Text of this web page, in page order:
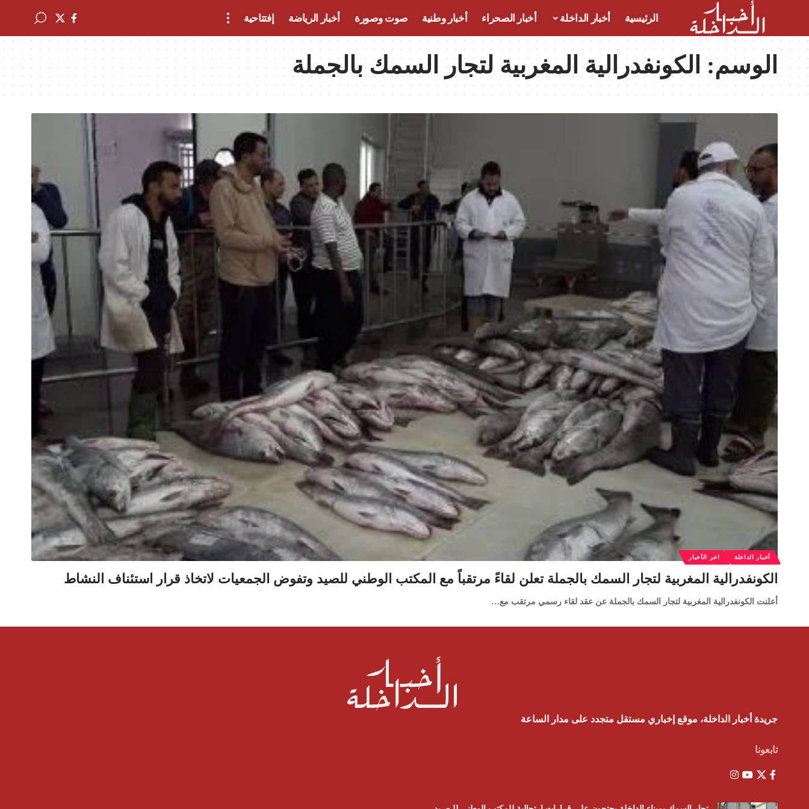
الرئيسية أخبار الداخلة أخبار الصحراء أخبار وطنية صوت وصورة أخبار الرياضة إفتتاحية
الوسم: الكونفدرالية المغربية لتجار السمك بالجملة
أخبار الداخلة اخر الأخبار
الكونفدرالية المغربية لتجار السمك بالجملة تعلن لقاءً مرتقباً مع المكتب الوطني للصيد وتفوض الجمعيات لاتخاذ قرار استئناف النشاط
أعلنت الكونفدرالية المغربية لتجار السمك بالجملة عن عقد لقاء رسمي مرتقب مع…
جريدة أخبار الداخلة، موقع إخباري مستقل متجدد على مدار الساعة
تابعونا